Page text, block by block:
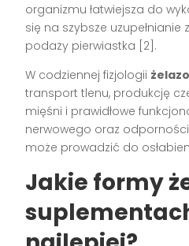
organizmu łatwiejsza do
się na szybsze
podaży pierwiastka [2].
W codziennej fizjologii żelazo
transport tlenu, produkcję
mięśni i prawidłowe
nerwowego oraz
może prowadzić do
Jakie formy